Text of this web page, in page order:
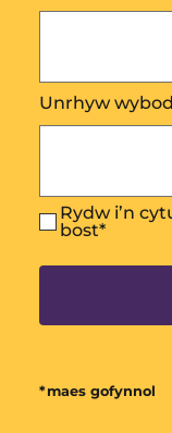
Unrhyw
Rydw i’n
bost*
*maes gofynnol